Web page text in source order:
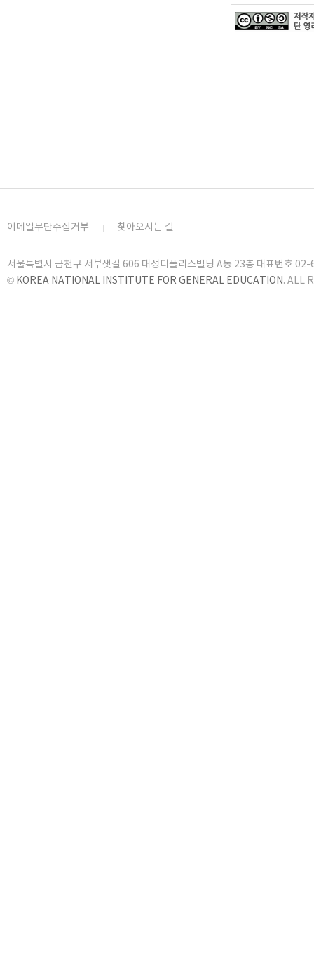
이메일무단수집거부 찾아오시는 길
서울특별시 금천구 서부샛길 606 대성디폴리스빌딩 A동 23층 대표번호
© KOREA NATIONAL INSTITUTE FOR GENERAL EDUCATION. ALL